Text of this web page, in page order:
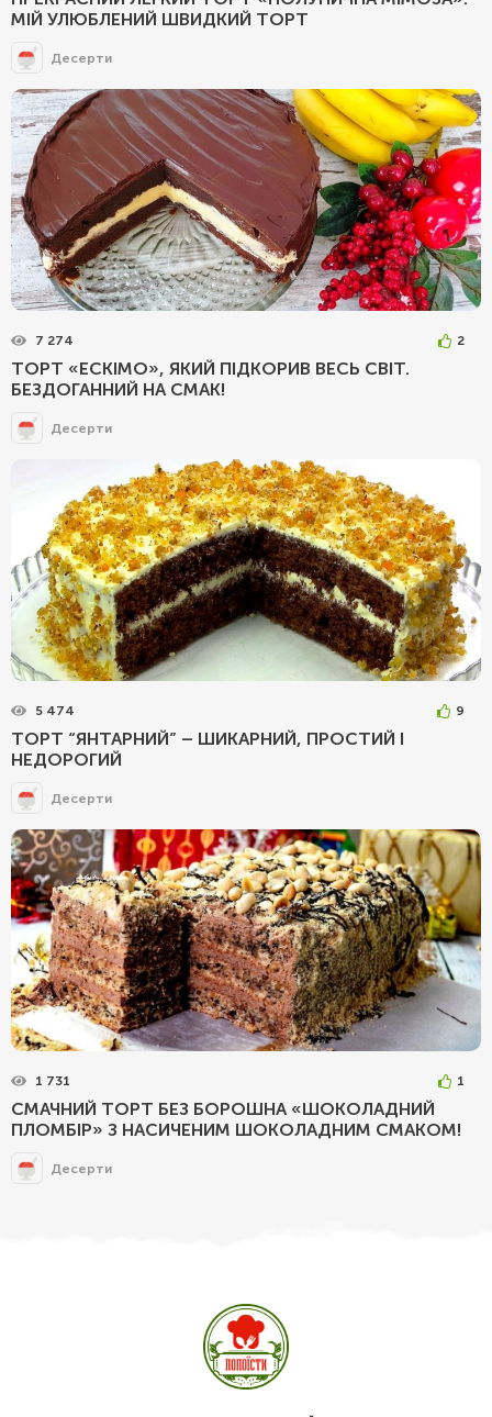
МІЙ УЛЮБЛЕНИЙ ШВИДКИЙ ТОРТ
Десерти
7 274 2
ТОРТ «ЕСКІМО», ЯКИЙ ПІДКОРИВ ВЕСЬ СВІТ.
БЕЗДОГАННИЙ НА СМАК!
Десерти
5 474 9
ТОРТ “ЯНТАРНИЙ” – ШИКАРНИЙ, ПРОСТИЙ І
НЕДОРОГИЙ
Десерти
1 731 1
СМАЧНИЙ ТОРТ БЕЗ БОРОШНА «ШОКОЛАДНИЙ
ПЛОМБІР» З НАСИЧЕНИМ ШОКОЛАДНИМ СМАКОМ!
Десерти